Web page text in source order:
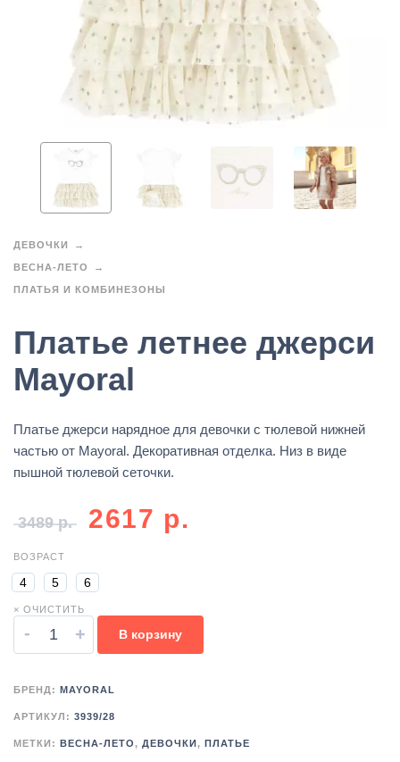
ДЕВОЧКИ
ВЕСНА-ЛЕТО
ПЛАТЬЯ И КОМБИНЕЗОНЫ
Платье летнее джерси
Mayoral
Платье джерси нарядное для девочки с тюлевой нижней
частью от Mayoral. Декоративная отделка. Низ в виде
пышной тюлевой сеточки.
3489р. 2617 р.
ВОЗРАСТ
4 5 6
× ОЧИСТИТЬ
- + В корзину
БРЕНД: MAYORAL
АРТИКУЛ: 3939/28
МЕТКИ: ВЕСНА-ЛЕТО, ДЕВОЧКИ , ПЛАТЬЕ